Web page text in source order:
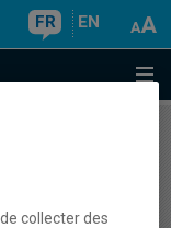
FR EN
collecter des